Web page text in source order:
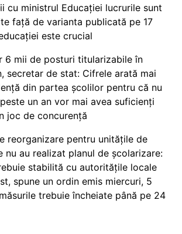
cu ministrul Educației lucrurile sunt
față de varianta publicată pe 17
este crucial
6 mii de posturi titularizabile în
secretar de stat: Cifrele arată mai
din partea școlilor pentru că nu
un an vor mai avea suficienți
joc de concurență
reorganizare pentru unitățile de
nu au realizat planul de școlarizare:
stabilită cu autoritățile locale
spune un ordin emis miercuri, 5
trebuie încheiate până pe 24